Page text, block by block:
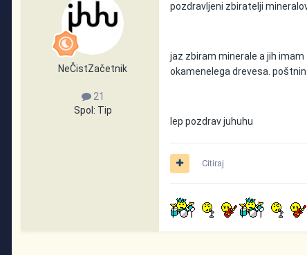
NeČistZačetnik
21
Spol: Tip
pozdravljeni zbiratelji
jaz zbiram minerale a jih
okamenelega drevesa.
lep pozdrav juhuhu
Citiraj